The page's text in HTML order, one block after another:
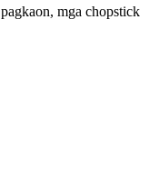
mga chopstick